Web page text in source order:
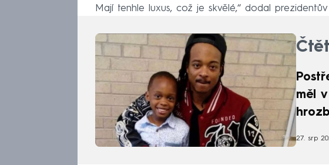
Mají tenhle luxus, což je skvělé,“ dodal
měl
27. srp